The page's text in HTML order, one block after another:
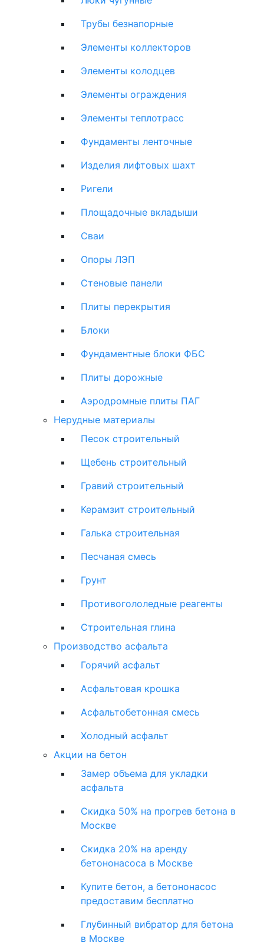
Трубы безнапорные
Элементы коллекторов
Элементы колодцев
Элементы ограждения
Элементы теплотрасс
Фундаменты ленточные
Изделия лифтовых шахт
Ригели
Площадочные вкладыши
Сваи
Опоры ЛЭП
Стеновые панели
Плиты перекрытия
Блоки
Фундаментные блоки ФБС
Плиты дорожные
Аэродромные плиты ПАГ
Нерудные материалы
Песок строительный
Щебень строительный
Гравий строительный
Керамзит строительный
Галька строительная
Песчаная смесь
Грунт
Противогололедные реагенты
Строительная глина
Производство асфальта
Горячий асфальт
Асфальтовая крошка
Асфальтобетонная смесь
Холодный асфальт
Акции на бетон
Замер объема для укладки
асфальта
Скидка 50% на прогрев бетона в
Москве
Скидка 20% на аренду
бетононасоса в Москве
Купите бетон, а бетононасос
предоставим бесплатно
Глубинный вибратор для бетона
в Москве